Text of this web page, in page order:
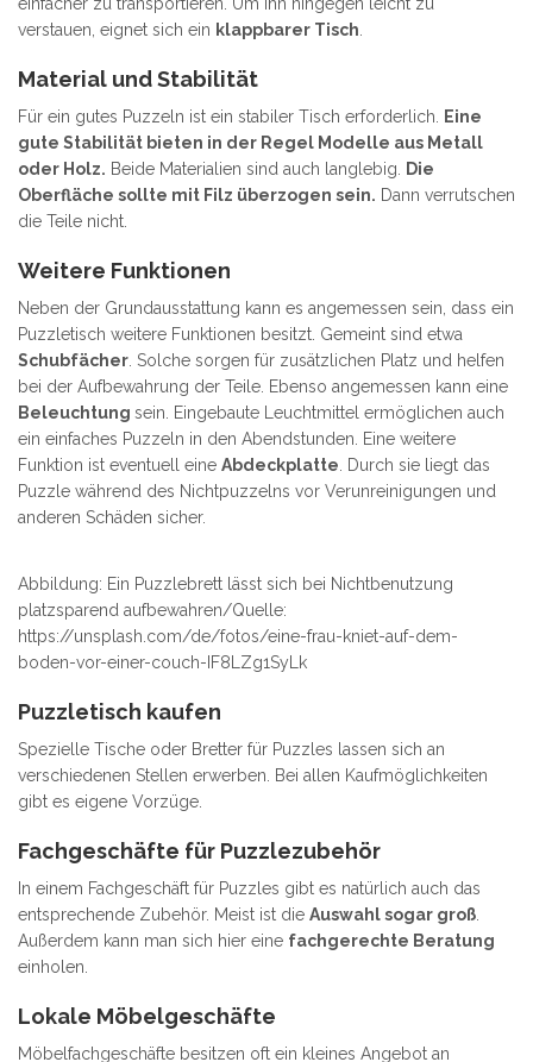
verstauen, eignet sich ein klappbarer Tisch
Material und Stabilität
Für ein gutes Puzzeln ist ein stabiler Tisch erforderlich. Eine
gute Stabilität bieten in der Regel Modelle aus Metall
oder Holz. Beide Materialien sind auch langlebig. Die
Oberfläche sollte mit Filz überzogen sein. Dann verrutschen
die Teile nicht.
Weitere Funktionen
Neben der Grundausstattung kann es angemessen sein, dass ein
Puzzletisch weitere Funktionen besitzt. Gemeint sind etwa
Schubfächer . Solche sorgen für zusätzlichen Platz und helfen
bei der Aufbewahrung der Teile. Ebenso angemessen kann eine
Beleuchtung sein. Eingebaute Leuchtmittel ermöglichen auch
ein einfaches Puzzeln in den Abendstunden. Eine weitere
Funktion ist eventuell eine Abdeckplatte . Durch sie liegt das
Puzzle während des Nichtpuzzelns vor Verunreinigungen und
anderen Schäden sicher.
Abbildung: Ein Puzzlebrett lässt sich bei Nichtbenutzung
platzsparend aufbewahren/Quelle:
https://unsplash.com/de/fotos/eine-frau-kniet-auf-dem-
boden-vor-einer-couch-IF8LZg1SyLk
Puzzletisch kaufen
Spezielle Tische oder Bretter für Puzzles lassen sich an
verschiedenen Stellen erwerben. Bei allen Kaufmöglichkeiten
gibt es eigene Vorzüge.
Fachgeschäfte für Puzzlezubehör
In einem Fachgeschäft für Puzzles gibt es natürlich auch das
entsprechende Zubehör. Meist ist die Auswahl sogar groß
Außerdem kann man sich hier eine fachgerechte Beratung
einholen.
Lokale Möbelgeschäfte
Möbelfachgeschäfte besitzen oft ein kleines Angebot an